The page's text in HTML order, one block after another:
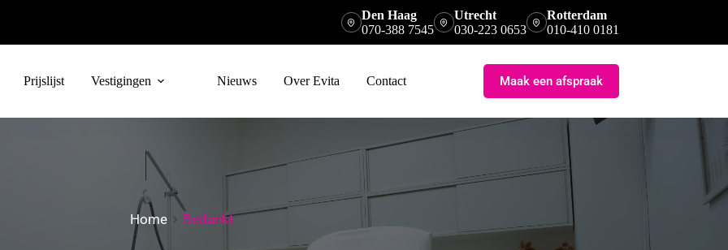
Den Haag
070-388 7545
Utrecht
030-223 0653
Rotterdam
010-410 0181
Prijslijst Vestigingen Nieuws Over Evita Contact Maak een afspraak
Home Bedankt